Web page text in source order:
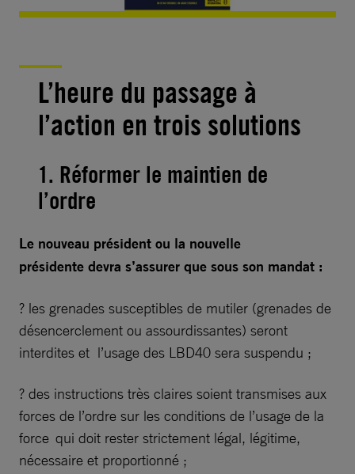
L’heure du passage à
l’action en trois solutions
1. Réformer le maintien de
l’ordre
Le nouveau président ou la nouvelle
présidente devra s’assurer que sous son mandat :
? les grenades susceptibles de mutiler (grenades de
désencerclement ou assourdissantes) seront
interdites et l’usage des LBD40 sera suspendu ;
? des instructions très claires soient transmises aux
forces de l’ordre sur les conditions de l’usage de la
force qui doit rester strictement légal, légitime,
nécessaire et proportionné ;